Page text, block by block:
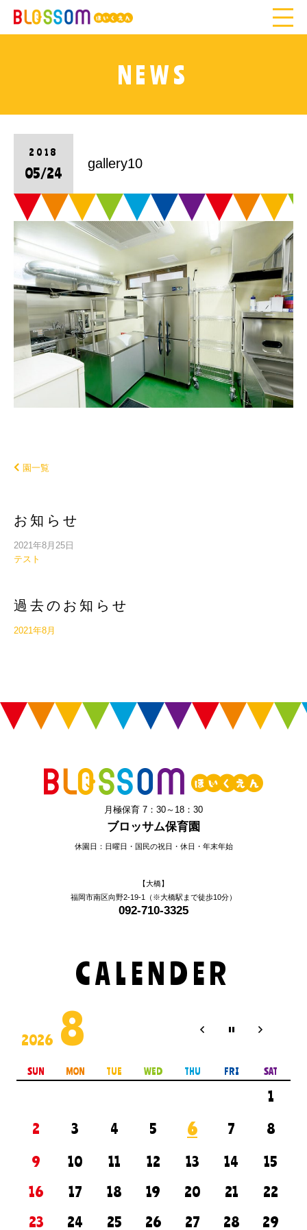
NEWS
2018
05/24
gallery10
園一覧
お知らせ
テスト
2021年8月25日
過去のお知らせ
2021年8月
月極保育 7：30～18：30
ブロッサム保育園
休園日：日曜日・国民の祝日・休日・年末年始
【大橋】
福岡市南区向野2-19-1（※大橋駅まで徒歩10分）
092-710-3325
CALENDER
2026 8
SUN MON TUE WED THU FRI SAT
1
2
3 4 5 6 7
8
9
10 11 12 13 14
15
16
17 18 19 20 21
22
23
24 25 26 27 28 29